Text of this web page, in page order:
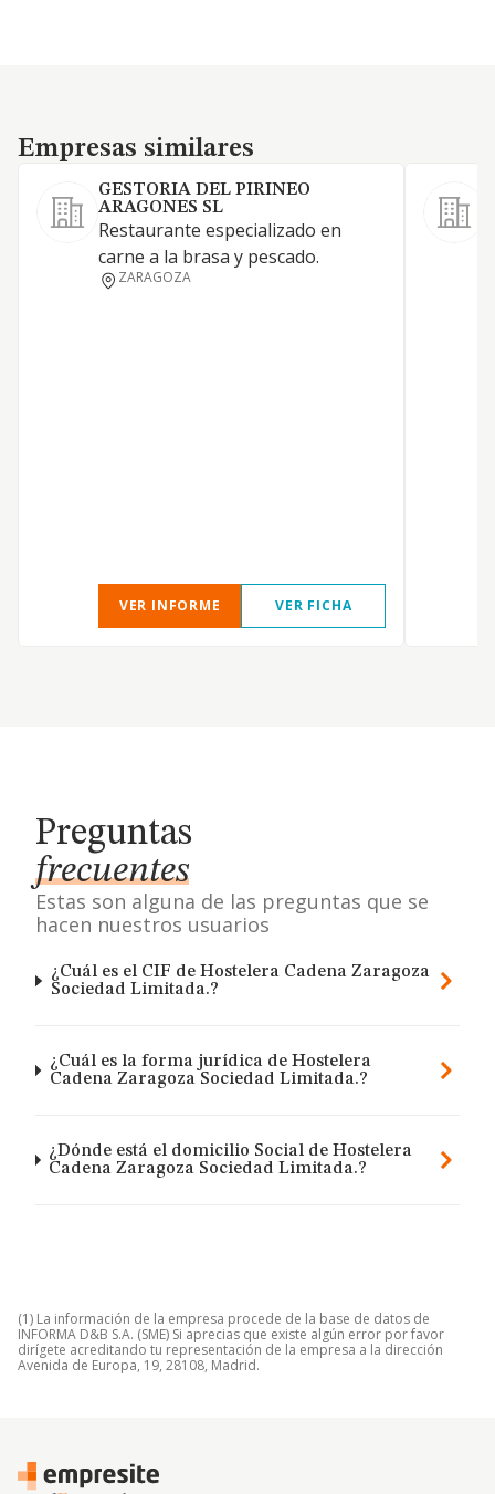
Empresas similares
Empresas similares
GESTORIA DEL PIRINEO
ARAGONES SL
Restaurante especializado en
carne a la brasa y pescado.
ZARAGOZA
VER INFORME VER FICHA
Preguntas
frecuentes
Estas son alguna de las preguntas que se
hacen nuestros usuarios
¿Cuál es el CIF de Hostelera Cadena Zaragoza
Sociedad Limitada.?
¿Cuál es la forma jurídica de Hostelera
Cadena Zaragoza Sociedad Limitada.?
¿Dónde está el domicilio Social de Hostelera
Cadena Zaragoza Sociedad Limitada.?
(1) La información de la empresa procede de la base de datos de
INFORMA D&B S.A. (SME) Si aprecias que existe algún error por favor
dirígete acreditando tu representación de la empresa a la dirección
Avenida de Europa, 19, 28108, Madrid.